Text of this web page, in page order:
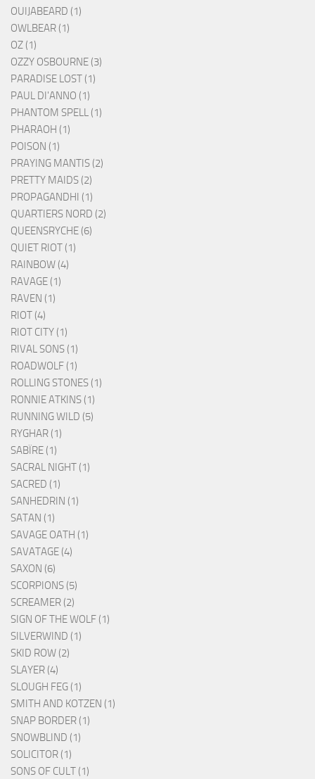
OUIJABEARD (1)
OWLBEAR (1)
OZ (1)
OZZY OSBOURNE (3)
PARADISE LOST (1)
PAUL DI'ANNO (1)
PHANTOM SPELL (1)
PHARAOH (1)
POISON (1)
PRAYING MANTIS (2)
PRETTY MAIDS (2)
PROPAGANDHI (1)
QUARTIERS NORD (2)
QUEENSRYCHE (6)
QUIET RIOT (1)
RAINBOW (4)
RAVAGE (1)
RAVEN (1)
RIOT (4)
RIOT CITY (1)
RIVAL SONS (1)
ROADWOLF (1)
ROLLING STONES (1)
RONNIE ATKINS (1)
RUNNING WILD (5)
RYGHAR (1)
SABÏRE (1)
SACRAL NIGHT (1)
SACRED (1)
SANHEDRIN (1)
SATAN (1)
SAVAGE OATH (1)
SAVATAGE (4)
SAXON (6)
SCORPIONS (5)
SCREAMER (2)
SIGN OF THE WOLF (1)
SILVERWIND (1)
SKID ROW (2)
SLAYER (4)
SLOUGH FEG (1)
SMITH AND KOTZEN (1)
SNAP BORDER (1)
SNOWBLIND (1)
SOLICITOR (1)
SONS OF CULT (1)